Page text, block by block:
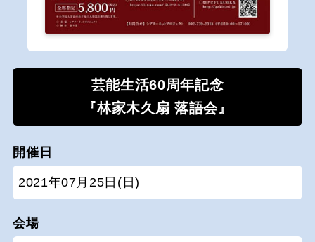
芸能生活60周年記念
『林家木久扇 落語会』
開催日
2021年07月25日(日)
会場